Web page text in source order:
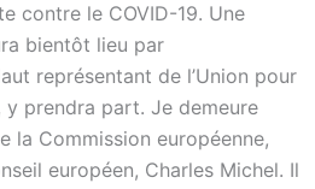
contre le COVID-19. Une
bientôt lieu par
représentant de l’Union pour
prendra part. Je demeure
la Commission européenne,
européen, Charles Michel. Il